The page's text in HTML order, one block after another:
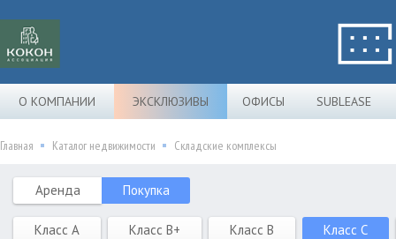
О КОМПАНИИ ЭКСКЛЮЗИВЫ ОФИСЫ SUBLEASE
Главная Каталог недвижимости Складские комплексы
Аренда Покупка
Класс A Класс B+ Класс B Класс C